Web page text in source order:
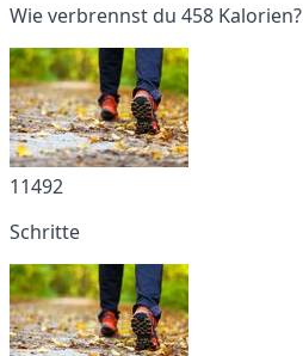
Wie verbrennst du 458 Kalorien?
11492
Schritte